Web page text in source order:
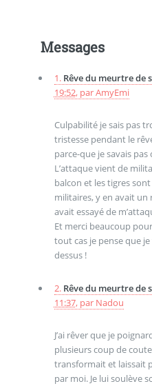
Messages
1. Rêve du meurtre de
19:52, parAmyEmi
Culpabilité je sais pas
tristesse pendant le
parce-que je savais
L’attaque vient de
balcon et les tigres
militaires, y en avait un
avait essayé de
Et merci beaucoup
tout cas je pense que
dessus !
2. Rêve du meurtre de
11:37, par Nadou
J’ai rêver que je
plusieurs coup de
transformait et laissait
par moi. Je lui soulève